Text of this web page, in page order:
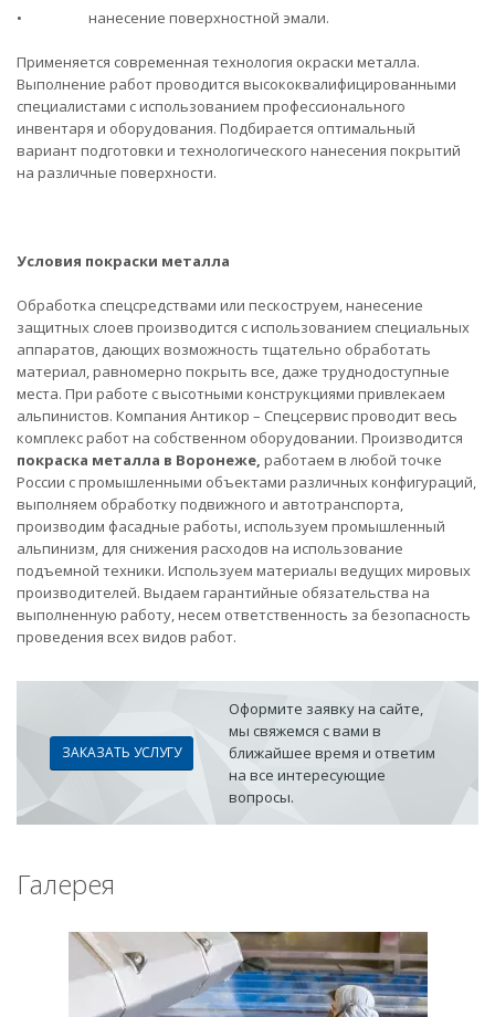
• нанесение поверхностной эмали.
Применяется современная технология окраски металла.
Выполнение работ проводится высококвалифицированными
специалистами с использованием профессионального
инвентаря и оборудования. Подбирается оптимальный
вариант подготовки и технологического нанесения покрытий
на различные поверхности.
Условия покраски металла
Обработка спецсредствами или пескоструем, нанесение
защитных слоев производится с использованием специальных
аппаратов, дающих возможность тщательно обработать
материал, равномерно покрыть все, даже труднодоступные
места. При работе с высотными конструкциями привлекаем
альпинистов. Компания Антикор – Спецсервис проводит весь
комплекс работ на собственном оборудовании. Производится
покраска металла в Воронеже, работаем в любой точке
России с промышленными объектами различных конфигураций,
выполняем обработку подвижного и автотранспорта,
производим фасадные работы, используем промышленный
альпинизм, для снижения расходов на использование
подъемной техники. Используем материалы ведущих мировых
производителей. Выдаем гарантийные обязательства на
выполненную работу, несем ответственность за безопасность
проведения всех видов работ.
ЗАКАЗАТЬ УСЛУГУ
Оформите заявку на сайте,
мы свяжемся с вами в
ближайшее время и ответим
на все интересующие
вопросы.
Галерея